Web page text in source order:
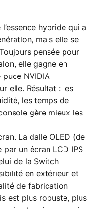
l’essence hybride qui a
mais elle se
pensée pour
elle gagne en
puce NVIDIA
elle. Résultat : les
les temps de
gère mieux les
La dalle OLED (de
par un écran LCD IPS
de la Switch
en extérieur et
de fabrication
est plus robuste, plus